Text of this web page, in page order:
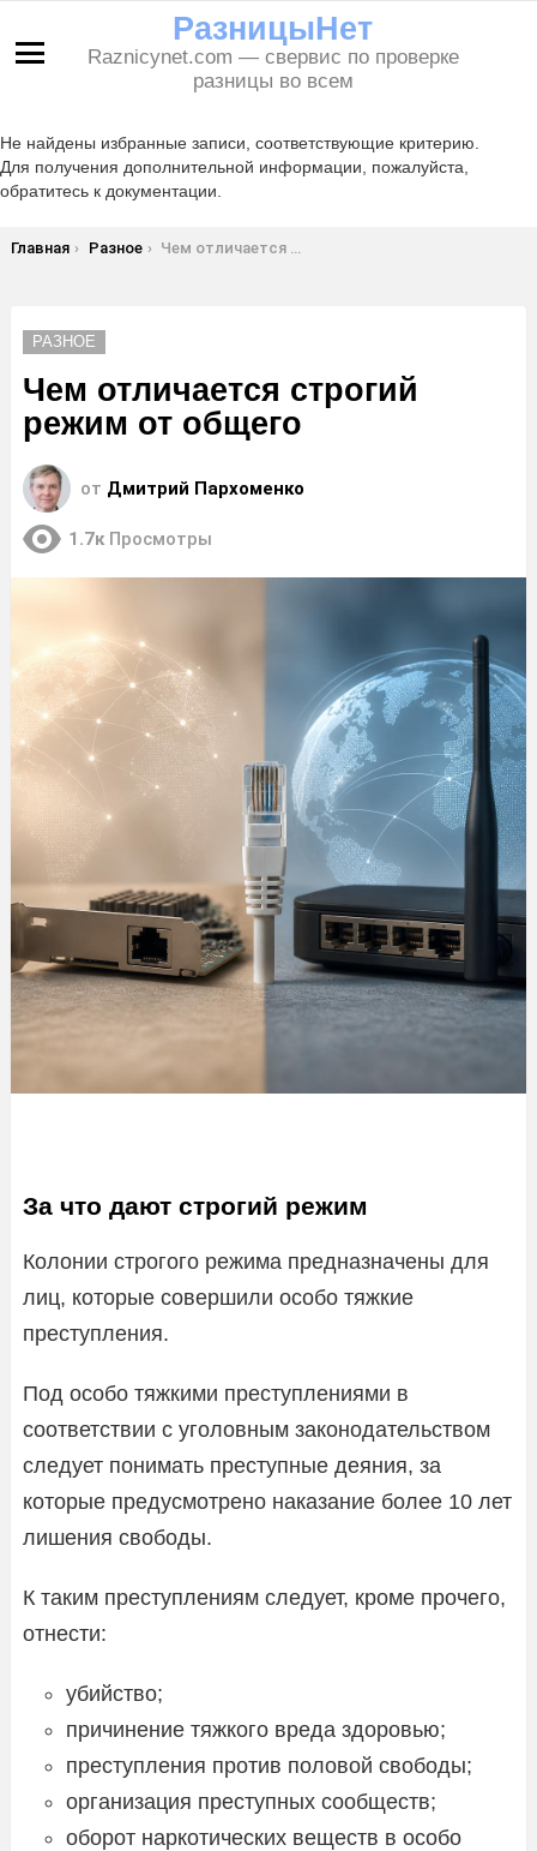
РазницыНет
Raznicynet.com — свервис по проверке
разницы во всем
Не найдены избранные записи, соответствующие критерию.
Для получения дополнительной информации, пожалуйста,
обратитесь к документации.
Вы здесь:
Главная Разное Чем отличается строгий режим от общего
РАЗНОЕ
Чем отличается строгий
режим от общего
от Дмитрий Пархоменко
1.7к Просмотры
За что дают строгий режим
Колонии строгого режима предназначены для
лиц, которые совершили особо тяжкие
преступления.
Под особо тяжкими преступлениями в
соответствии с уголовным законодательством
следует понимать преступные деяния, за
которые предусмотрено наказание более 10 лет
лишения свободы.
К таким преступлениям следует, кроме прочего,
отнести:
убийство;
причинение тяжкого вреда здоровью;
преступления против половой свободы;
организация преступных сообществ;
оборот наркотических веществ в особо